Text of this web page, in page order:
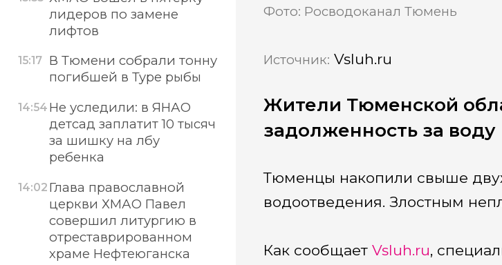
Фото: Росводоканал Тюмень
Источник: Vsluh.ru
Жители Тюменской
задолженность за воду
Тюменцы накопили свыше
водоотведения. Злостным
Как сообщает Vsluh.ru,
лидеров по замене
лифтов
15:17 В Тюмени собрали тонну
погибшей в Туре рыбы
14:54 Не уследили: в ЯНАО
детсад заплатит 10 тысяч
за шишку на лбу
ребенка
14:02 Глава православной
церкви ХМАО Павел
совершил литургию в
отреставрированном
храме Нефтеюганска